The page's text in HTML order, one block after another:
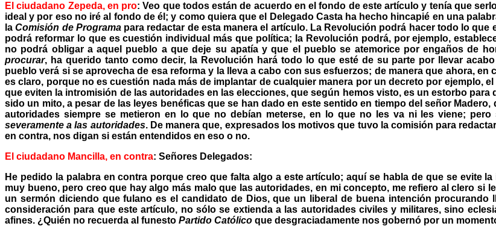
El ciudadano Zepeda, en pro: Veo que todos están de acuerdo en el fondo de este artículo y tenía que
ideal y por eso no iré al fondo de él; y como quiera que el Delegado Casta ha hecho hincapié en una
laComisión de Programapara redactar de esta manera el artículo. La Revolución podrá hacer todo lo
podrá reformar lo que es cuestión individual más que política; la Revolución podrá, por ejemplo,
no podrá obligar a aquel pueblo a que deje su apatía y que el pueblo se atemorice por engaños de
procurar, ha querido tanto como decir, la Revolución hará todo lo que esté de su parte por llevar
pueblo verá si se aprovecha de esa reforma y la lleva a cabo con sus esfuerzos; de manera que ahora, en
es claro, porque no es cuestión nada más de implantar de cualquier manera por un decreto por ejemplo,
que eviten la intromisión de las autoridades en las elecciones, que según hemos visto, es un estorbo
sido un mito, a pesar de las leyes benéficas que se han dado en este sentido en tiempo del señor
autoridades siempre se metieron en lo que no debían meterse, en lo que no les va ni les viene;
severamente a las autoridades. De manera que, expresados los motivos que tuvo la comisión para
en contra, nos digan si están entendidos en eso o no.
El ciudadano Mancilla, en contra: Señores Delegados:
He pedido la palabra en contra porque creo que falta algo a este artículo; aquí se habla de que se evite
muy bueno, pero creo que hay algo más malo que las autoridades, en mi concepto, me refiero al clero si
un sermón diciendo que fulano es el candidato de Dios, que un liberal de buena intención
consideración para que este artículo, no sólo se extienda a las autoridades civiles y militares, sino
afines. ¿Quién no recuerda al funesto Partido Católico que desgraciadamente nos gobernó por un